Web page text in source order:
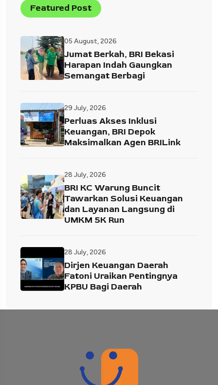
Featured Post
05 August, 2026
Jumat Berkah, BRI Bekasi
Harapan Indah Gaungkan
Semangat Berbagi
29 July, 2026
Perluas Akses Inklusi
Keuangan, BRI Depok
Maksimalkan Agen BRILink
28 July, 2026
BRI KC Warung Buncit
Tawarkan Solusi Keuangan
dan Layanan Langsung di
UMKM 5K Run
28 July, 2026
Dirjen Keuangan Daerah
Fatoni Uraikan Pentingnya
KPBU Bagi Daerah